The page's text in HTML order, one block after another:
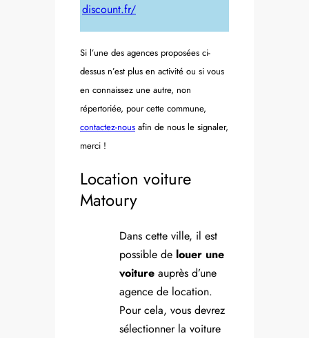
discount.fr/
Si l’une des agences proposées ci-
dessus n’est plus en activité ou si vous
en connaissez une autre, non
répertoriée, pour cette commune,
contactez-nous afin de nous le signaler,
merci !
Location voiture
Matoury
Dans cette ville, il est
possible de louer une
voiture auprès d’une
agence de location.
Pour cela, vous devrez
sélectionner la voiture